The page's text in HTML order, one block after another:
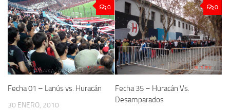
0
Fecha 01 – Lanús vs. Huracán
30 ENERO, 2010
0
Fecha 35 – Huracán Vs.
Desamparados